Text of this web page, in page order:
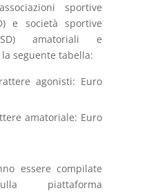
sportive
e società sportive
amatoriali e
seguente tabella:
agonisti: Euro
amatoriale: Euro
essere compilate
piattaforma